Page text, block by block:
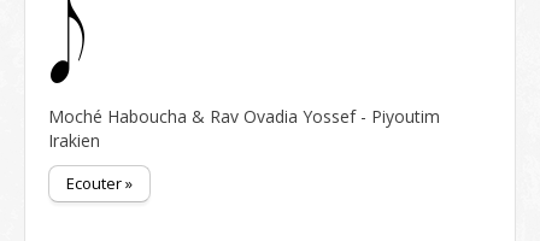
Moché Haboucha & Rav Ovadia Yossef - Piyoutim
Irakien
Ecouter »